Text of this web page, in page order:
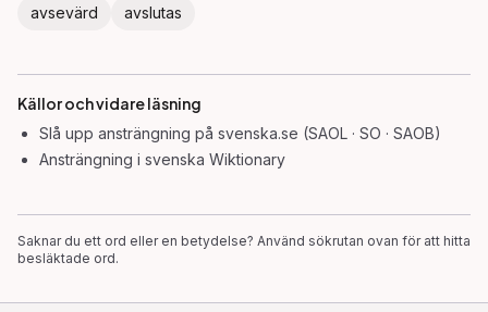
avsevärd
avslutas
Källor och vidare läsning
Slå upp ansträngning på svenska.se (SAOL · SO · SAOB)
Ansträngning i svenska Wiktionary
Saknar du ett ord eller en betydelse? Använd sökrutan ovan för att hitta
besläktade ord.